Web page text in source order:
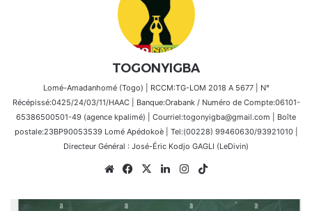
TOGONYIGBA
Lomé-Amadanhomé (Togo) | RCCM:TG-LOM 2018 A 5677 | N°
Récépissé:0425/24/03/11/HAAC | Banque:Orabank / Numéro de Compte:06101-
65386500501-49 (agence kpalimé) | Courriel:togonyigba@gmail.com | Boîte
postale:23BP90053539 Lomé Apédokoè | Tel:(00228) 99460630/93921010 |
Directeur Général : José-Éric Kodjo GAGLI (LeDivin)
WebsiteFacebook
X LinkedinInstagram